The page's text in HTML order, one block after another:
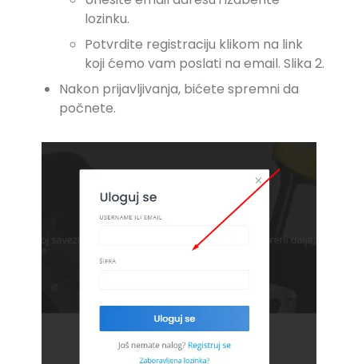
lozinku.
Potvrdite registraciju klikom na link
koji ćemo vam poslati na email. Slika 2.
Nakon prijavljivanja, bićete spremni da
počnete.